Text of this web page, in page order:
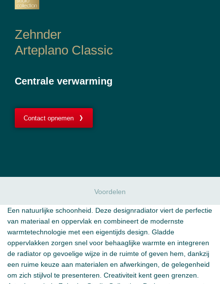
Zehnder
Arteplano Classic
Centrale verwarming
Contact opnemen
Voordelen
Een natuurlijke schoonheid. Deze designradiator viert de perfectie
van materiaal en oppervlak en combineert de modernste
warmtetechnologie met een eigentijds design. Gladde
oppervlakken zorgen snel voor behaaglijke warmte en integreren
de radiator op gevoelige wijze in de ruimte of geven hem, dankzij
een ruime keuze aan materialen en afwerkingen, de gelegenheid
om zich stijlvol te presenteren. Creativiteit kent geen grenzen.